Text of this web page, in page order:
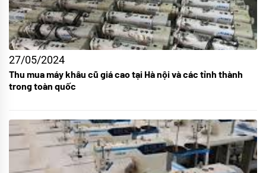
27/05/2024
Thu mua máy khâu cũ giá cao tại Hà nội và các tỉnh thành
trong toàn quốc